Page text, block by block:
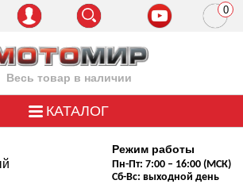
Весь товар в наличии
Режим работы
Пн-Пт: 7:00 – 16:00 (МСК)
Сб-Вс: выходной день
0
КАТАЛОГ